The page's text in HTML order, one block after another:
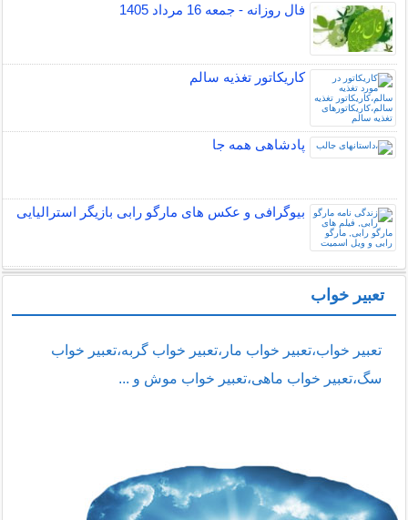
فال روزانه - جمعه 16 مرداد 1405
کاریکاتور تغذیه سالم
پادشاهی همه جا
بیوگرافی و عکس های مارگو رابی بازیگر استرالیایی
تعبیر خواب
تعبیر خواب،تعبیر خواب مار،تعبیر خواب گربه،تعبیر خواب
سگ،تعبیر خواب ماهی،تعبیر خواب موش و ...